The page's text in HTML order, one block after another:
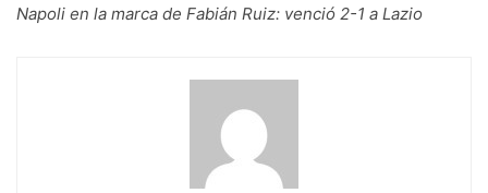
Napoli en la marca de Fabián Ruiz: venció 2-1 a Lazio